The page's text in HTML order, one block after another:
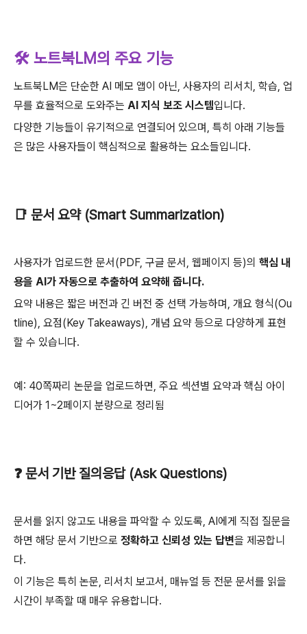
🛠️ 노트북LM의 주요 기능
노트북LM은 단순한 AI 메모 앱이 아닌, 사용자의 리서치, 학습, 업
무를 효율적으로 도와주는 AI 지식 보조 시스템입니다.
다양한 기능들이 유기적으로 연결되어 있으며, 특히 아래 기능들
은 많은 사용자들이 핵심적으로 활용하는 요소들입니다.
📑 문서 요약 (Smart Summarization)
사용자가 업로드한 문서(PDF, 구글 문서, 웹페이지 등)의 핵심 내
용을 AI가 자동으로 추출하여 요약해 줍니다.
요약 내용은 짧은 버전과 긴 버전 중 선택 가능하며, 개요 형식(Ou
tline), 요점(Key Takeaways), 개념 요약 등으로 다양하게 표현
할 수 있습니다.
예: 40쪽짜리 논문을 업로드하면, 주요 섹션별 요약과 핵심 아이
디어가 1~2페이지 분량으로 정리됨
❓ 문서 기반 질의응답 (Ask Questions)
문서를 읽지 않고도 내용을 파악할 수 있도록, AI에게 직접 질문을
하면 해당 문서 기반으로 정확하고 신뢰성 있는 답변을 제공합니
다.
이 기능은 특히 논문, 리서치 보고서, 매뉴얼 등 전문 문서를 읽을
시간이 부족할 때 매우 유용합니다.